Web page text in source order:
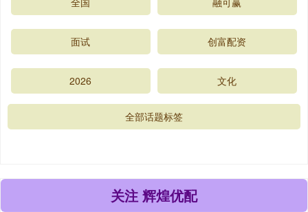
面试 创富配资
2026 文化
全部话题标签
关注 辉煌优配